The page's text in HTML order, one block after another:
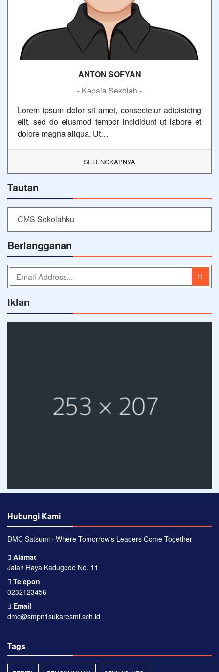
ANTON SOFYAN
- Kepala Sekolah -
Lorem ipsum dolor sit amet, consectetur adipisicing
elit, sed do eiusmod tempor incididunt ut labore et
dolore magna aliqua. Ut…
SELENGKAPNYA
Tautan
CMS Sekolahku
Berlangganan
Iklan
Hubungi Kami
DMC Satsumi ⋅ Where Tomorrow's Leaders Come Together
Alamat
Jalan Raya Kadugede No. 11
Telepon
0232123456
Email
dmc@smpn1sukaresmi.sch.id
Tags